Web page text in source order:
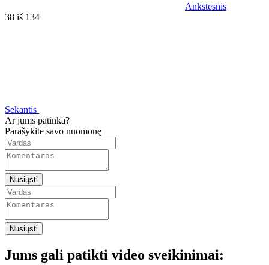
Ankstesnis
38 iš 134
Sekantis
Ar jums patinka?
Parašykite savo nuomonę
Nusiųsti
Nusiųsti
Jums gali patikti video sveikinimai: